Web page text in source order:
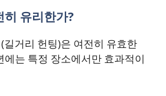
히 유리한가?
길거리 헌팅)은 여전히 유효한
는 특정 장소에서만 효과적이